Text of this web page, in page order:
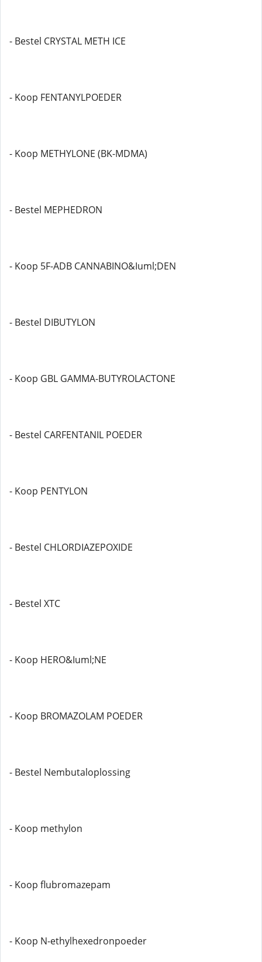
- Bestel CRYSTAL METH ICE
- Koop FENTANYLPOEDER
- Koop METHYLONE (BK-MDMA)
- Bestel MEPHEDRON
- Koop 5F-ADB CANNABINO&Iuml;DEN
- Bestel DIBUTYLON
- Koop GBL GAMMA-BUTYROLACTONE
- Bestel CARFENTANIL POEDER
- Koop PENTYLON
- Bestel CHLORDIAZEPOXIDE
- Bestel XTC
- Koop HERO&Iuml;NE
- Koop BROMAZOLAM POEDER
- Bestel Nembutaloplossing
- Koop methylon
- Koop flubromazepam
- Koop N-ethylhexedronpoeder